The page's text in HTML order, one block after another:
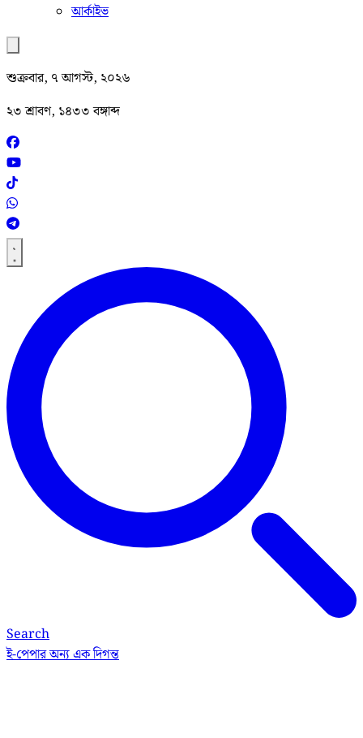
আর্কাইভ
শুক্রবার, ৭ আগস্ট, ২০২৬
২৩ শ্রাবণ, ১৪৩৩ বঙ্গাব্দ
Search
ই-পেপারঅন্য এক দিগন্ত